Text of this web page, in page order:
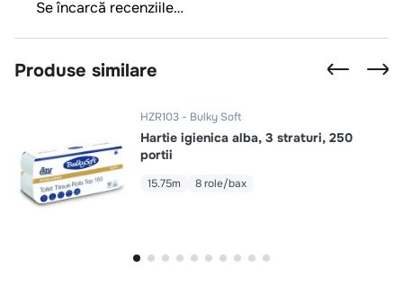
HZR103 Bulky Soft
Hartie igienica alba, 3 straturi, 250
portii